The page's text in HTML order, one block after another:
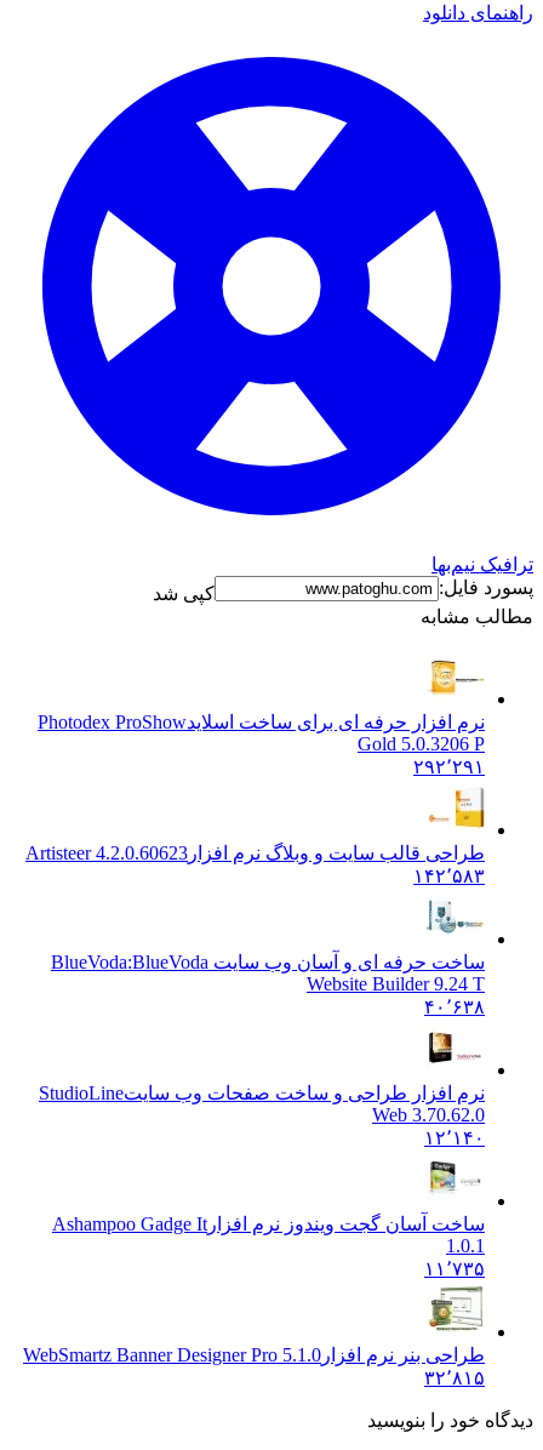
دانلود
نیم‌بها
فایل:
کپی شد
مشابه
نرم افزار حرفه ای برای ساخت اسلاید Photodex ProShow
Gold 5.0.3206 P
۲۹۲٬۲۹۱
طراحی قالب سایت و وبلاگ نرم افزار Artisteer 4.2.0.60623
۱۴۲٬۵۸۳
ساخت حرفه ای و آسان وب سایت BlueVoda:BlueVoda
Website Builder 9.24 T
۴۰٬۶۳۸
نرم افزار طراحی و ساخت صفحات وب سایتStudioLine
Web 3.70.62.0
۱۲٬۱۴۰
ساخت آسان گجت ویندوز نرم افزار Ashampoo Gadge It
۱۱٬۷۳۵
طراحی بنر نرم افزار WebSmartz Banner Designer Pro 5.1.0
۳۲٬۸۱۵
خود را بنویسید